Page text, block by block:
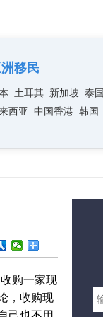
移民
土耳其 新加坡 泰国
西亚
中国香港 韩国
购一家现
，收购现